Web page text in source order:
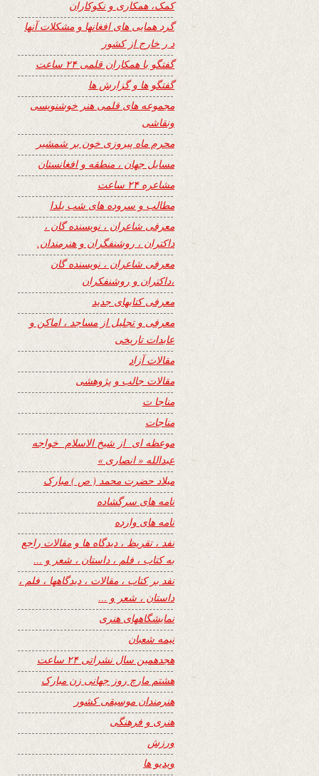
کمک، همکاری و نکوکاران
گرد همایی های افغانها و مشکلات آنها
د ر خارج از کشور
گفتگو با همکاران قلمی ۲۴ ساعت
گفتگو ها و گزارش ها
مجموعه های قلمی هنر خوشنویسی
ونقاشی
محرم ماه پیروزی خون بر شمشیر
مسایل جهان ، منطقه و افغانستان
مشاعره ۲۴ ساعت
مطالب و سروده های شب یلدا
معرفی شاعران ، نویسنده گان ،
داکتران ، روشنفگران و هنرمندان.
معرفی شاعران ، نویسنده گان
،داکتران و روشنفکران
معرفی کتابهای جدید
معرفی و تجلیل از مساجد ، اماکن و
عابدات تاریخی
مقالات آزاد
مقالات جالب و پژوهشی
مناجا ت
مناجات
موعظه ای از شیخ الاسلام خواجه
عبدالله « انصاری »
میلاد حضرت محمد ( ص ) مبارک
نامه های سرگشاده
نامه های وارده
نفد ، تقریظ ، دیدگاه ها و مقالات راجع
به کتاب ، فلم ، داستان ، شعر و …
نفد بر کتاب ، مقالات ، دیدگاهها ، فلم ،
داستان ، شعر و …
نمایشگاههای هنری
نیمه شعبان
هجدهمین سال نشراتی ۲۴ ساعت
هشتم مارچ روز جهانی زن مبارک
هنرمندان موسیقی کشور
هنری و فرهنگی
ورزش
ویدیو ها